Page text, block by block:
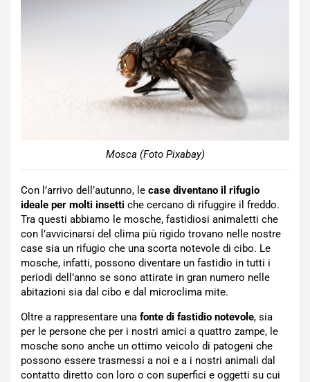
Mosca (Foto Pixabay)
Con l’arrivo dell’autunno, le case diventano il rifugio
ideale per molti insetti che cercano di rifuggire il freddo.
Tra questi abbiamo le mosche, fastidiosi animaletti che
con l’avvicinarsi del clima più rigido trovano nelle nostre
case sia un rifugio che una scorta notevole di cibo. Le
mosche, infatti, possono diventare un fastidio in tutti i
periodi dell’anno se sono attirate in gran numero nelle
abitazioni sia dal cibo e dal microclima mite.
Oltre a rappresentare una fonte di fastidio notevole, sia
per le persone che per i nostri amici a quattro zampe, le
mosche sono anche un ottimo veicolo di patogeni che
possono essere trasmessi a noi e a i nostri animali dal
contatto diretto con loro o con superfici e oggetti su cui